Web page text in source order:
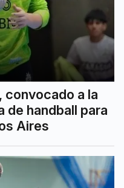
convocado a la
de handball para
Aires